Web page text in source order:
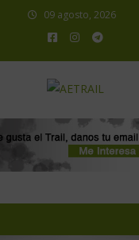
09 agosto, 2026